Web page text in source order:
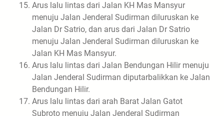
Arus lalu lintas dari Jalan KH Mas Mansyur
menuju Jalan Jenderal Sudirman diluruskan ke
Jalan Dr Satrio, dan arus dari Jalan Dr Satrio
menuju Jalan Jenderal Sudirman diluruskan ke
Jalan KH Mas Mansyur.
Arus lalu lintas dari Jalan Bendungan Hilir menuju
Jalan Jenderal Sudirman diputarbalikkan ke Jalan
Bendungan Hilir.
Arus lalu lintas dari arah Barat Jalan Gatot
Subroto menuju Jalan Jenderal Sudirman